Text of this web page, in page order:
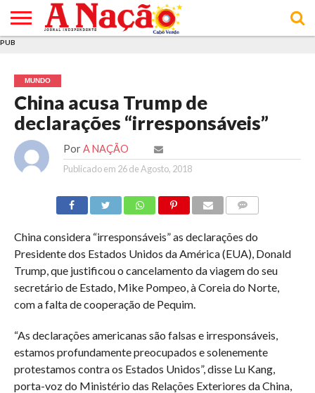
E DE
COOKIES
DE
UTILIZAÇÃO
PUB
MUNDO
China acusa Trump de
declarações “irresponsáveis”
Por A NAÇÃO
Publicado em 26 de Agosto, 2018
China considera “irresponsáveis” as declarações do
Presidente dos Estados Unidos da América (EUA), Donald
Trump, que justificou o cancelamento da viagem do seu
secretário de Estado, Mike Pompeo, à Coreia do Norte,
com a falta de cooperação de Pequim.
“As declarações americanas são falsas e irresponsáveis,
estamos profundamente preocupados e solenemente
protestamos contra os Estados Unidos”, disse Lu Kang,
porta-voz do Ministério das Relações Exteriores da China,